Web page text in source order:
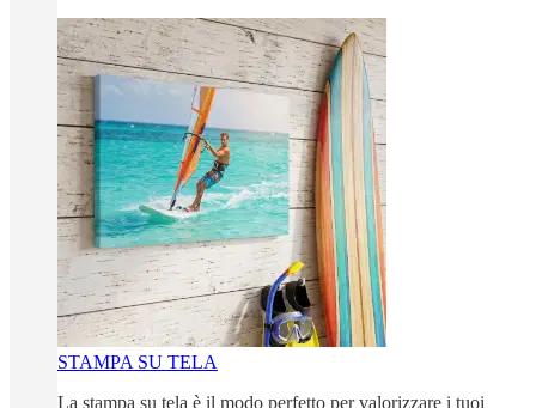
STAMPA SU TELA
La stampa su tela è il modo perfetto per valorizzare i tuoi